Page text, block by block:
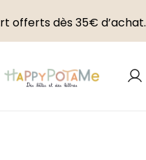
offerts dès 35€ d’achat.